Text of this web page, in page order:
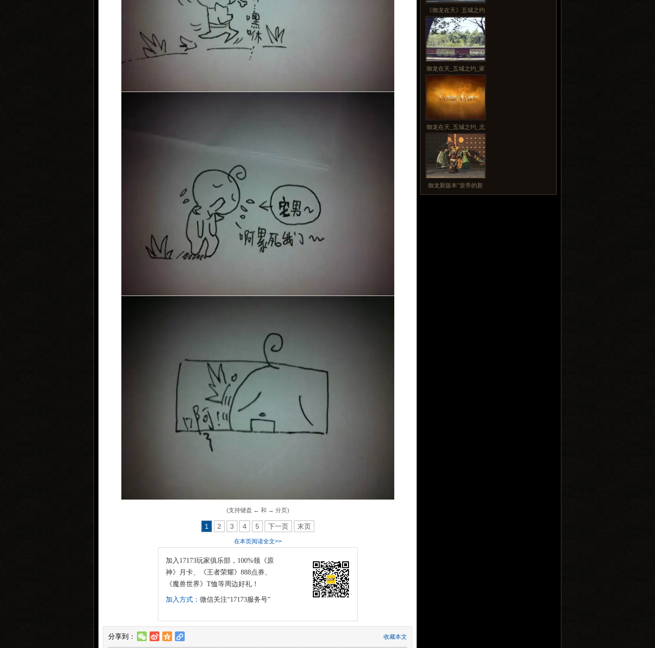
(支持键盘 ← 和 → 分页)
1 2 3 4 5 下一页 末页
在本页阅读全文>>
加入17173玩家俱乐部，100%领《原
神》月卡、《王者荣耀》888点券、
《魔兽世界》T恤等周边好礼！
加入方式： 微信关注“17173服务号”
分享到： w t z l 收藏本文
《御龙在天》五城之约
御龙在天_五城之约_家
御龙在天_五城之约_北
御龙新版本“皇帝的新